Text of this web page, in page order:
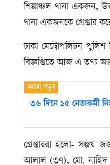
শিল্পাঞ্চল থানা একজন,
থানা একজনকে গ্রেপ্তার
ঢাকা মেট্রোপলিটন পুলিশ
বিজ্ঞপ্তিতে আজ এ তথ্য
৩৬ দিনে ১৫ নেতাকর্মী
গ্রেপ্তাররা হলো-
আলাল (৩৭), মো. নাহিদ